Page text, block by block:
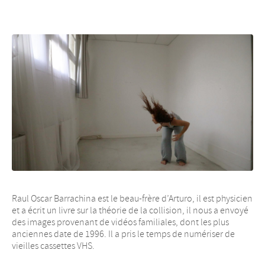
Raul Oscar Barrachina est le beau-frère d’Arturo, il est physicien
et a écrit un livre sur la théorie de la collision, il nous a envoyé
des images provenant de vidéos familiales, dont les plus
anciennes date de 1996. Il a pris le temps de numériser de
vieilles cassettes VHS.